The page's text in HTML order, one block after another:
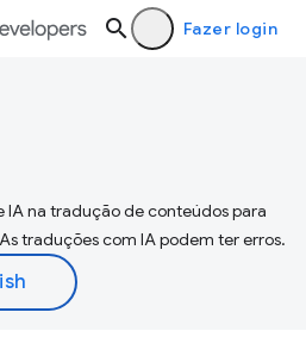
Fazer login
na tradução de conteúdos para
traduções com IA podem ter erros.